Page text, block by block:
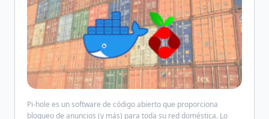
Pi-hole es un software de código abierto que proporciona
bloqueo de anuncios (y más) para toda su red doméstica. Lo